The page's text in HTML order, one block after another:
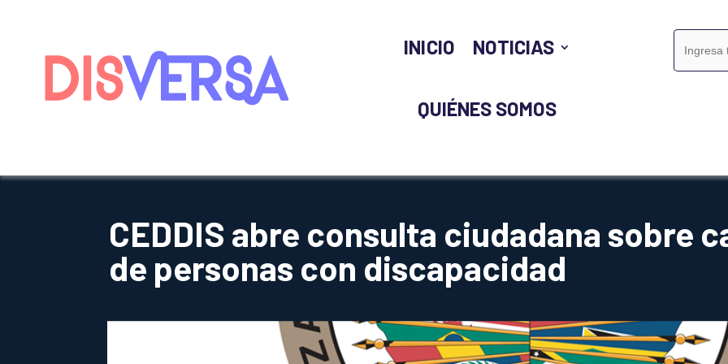
INICIO NOTICIAS
QUIÉNES SOMOS
Buscar:
CEDDIS abre consulta ciudadana sobre
de personas con discapacidad